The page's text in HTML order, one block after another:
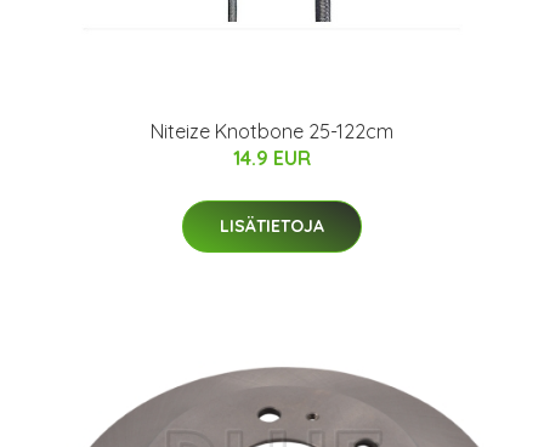
Niteize Knotbone 25-122cm
14.9 EUR
LISÄTIETOJA